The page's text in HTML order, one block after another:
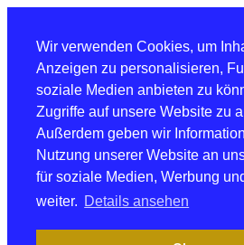
Wir verwenden Cookies, um
Anzeigen zu personalisieren,
soziale Medien anbieten zu
Zugriffe auf unsere Website zu
Außerdem geben wir
Nutzung unserer Website an
für soziale Medien, Werbung
weiter. Details ansehen